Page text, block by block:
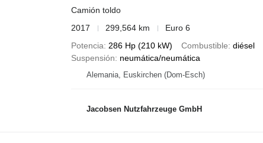
Camión toldo
2017
299,564 km
Euro 6
Potencia
286 Hp (210 kW) Combustible diésel
Suspensión
neumática/neumática
Alemania, Euskirchen (Dom-Esch)
Jacobsen Nutzfahrzeuge GmbH